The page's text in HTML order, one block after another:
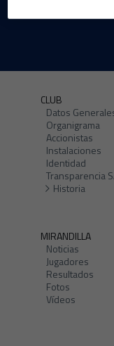
CLUB
Datos
Organigrama
Accionistas
Instalaciones
Identidad
Transparencia
Historia
MIRANDILLA
Noticias
Jugadores
Resultados
Fotos
Vídeos